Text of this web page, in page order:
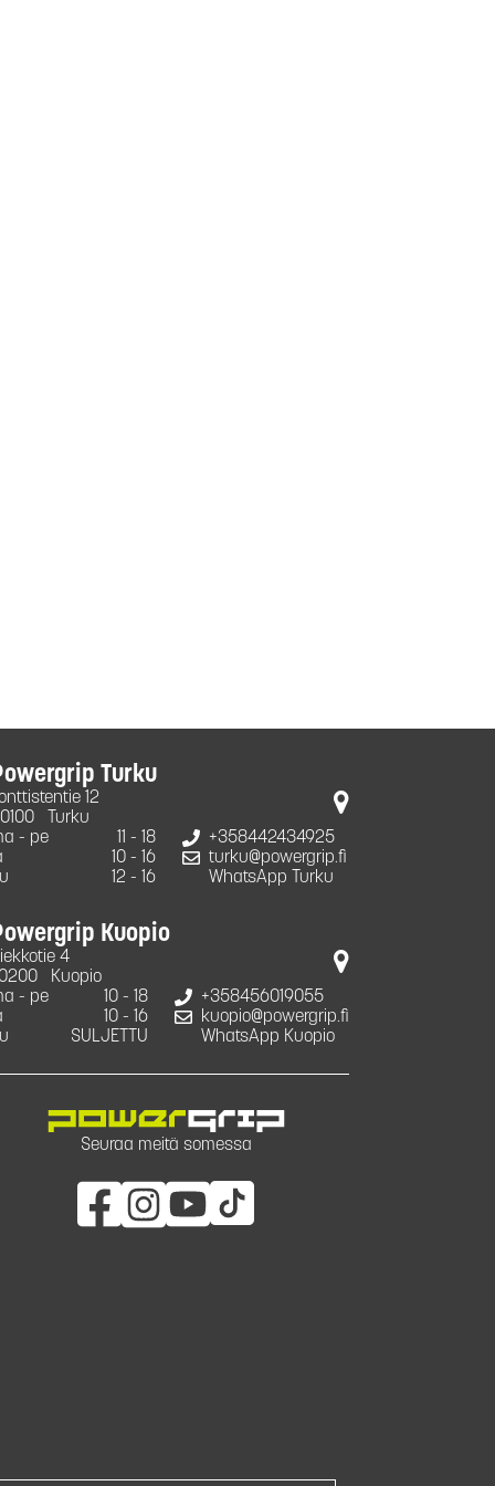
Turku
12
Turku
- pe
11 - 18
10 - 16
12 - 16
+358442434925
turku@powergrip.fi
WhatsApp Turku
Kuopio
4
Kuopio
- pe
10 - 18
10 - 16
SULJETTU
+358456019055
kuopio@powergrip.fi
WhatsApp Kuopio
Seuraa meitä somessa